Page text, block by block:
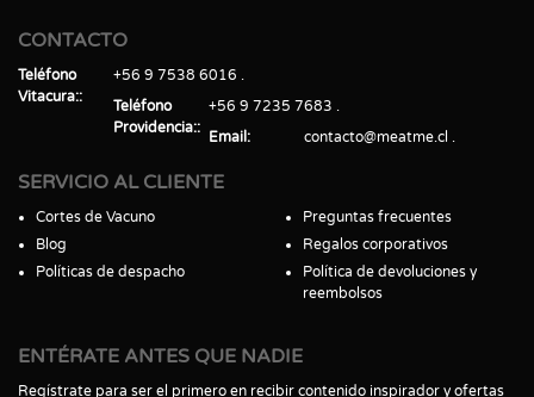
CONTACTO
Teléfono
Vitacura:
+56 9 7538 6016
Teléfono
Providencia:
+56 9 7235 7683
Email
contacto@meatme.cl
SERVICIO AL CLIENTE
Cortes de Vacuno
Blog
Políticas de despacho
Preguntas frecuentes
Regalos corporativos
Política de devoluciones y
reembolsos
ENTÉRATE ANTES QUE NADIE
Regístrate para ser el primero en recibir contenido inspirador y ofertas